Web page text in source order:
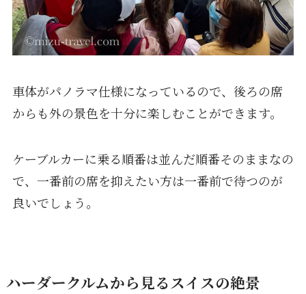
車体がパノラマ仕様になっているので、後ろの席
からも外の景色を十分に楽しむことができます。
ケーブルカーに乗る順番は並んだ順番そのままなの
で、一番前の席を抑えたい方は一番前で待つのが
良いでしょう。
ハーダークルムから見るスイスの絶景